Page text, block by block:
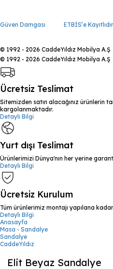
Güven Damgası ETBİS’e Kayıtlıdır
© 1992 - 2026 CaddeYıldız Mobilya A.Ş
© 1992 - 2026 CaddeYıldız Mobilya A.Ş
Ücretsiz Teslimat
Sitemizden satın alacağınız ürünlerin
kargolanmaktadır.
Detaylı Bilgi
Yurt dışı Teslimat
Ürünlerimizi Dünya'nın her yerine
Detaylı Bilgi
Ücretsiz Kurulum
Tüm ürünlerimiz montajı yapılana
Detaylı Bilgi
Anasayfa
Masa - Sandalye
Sandalye
CaddeYıldız
Elit Beyaz Sandalye